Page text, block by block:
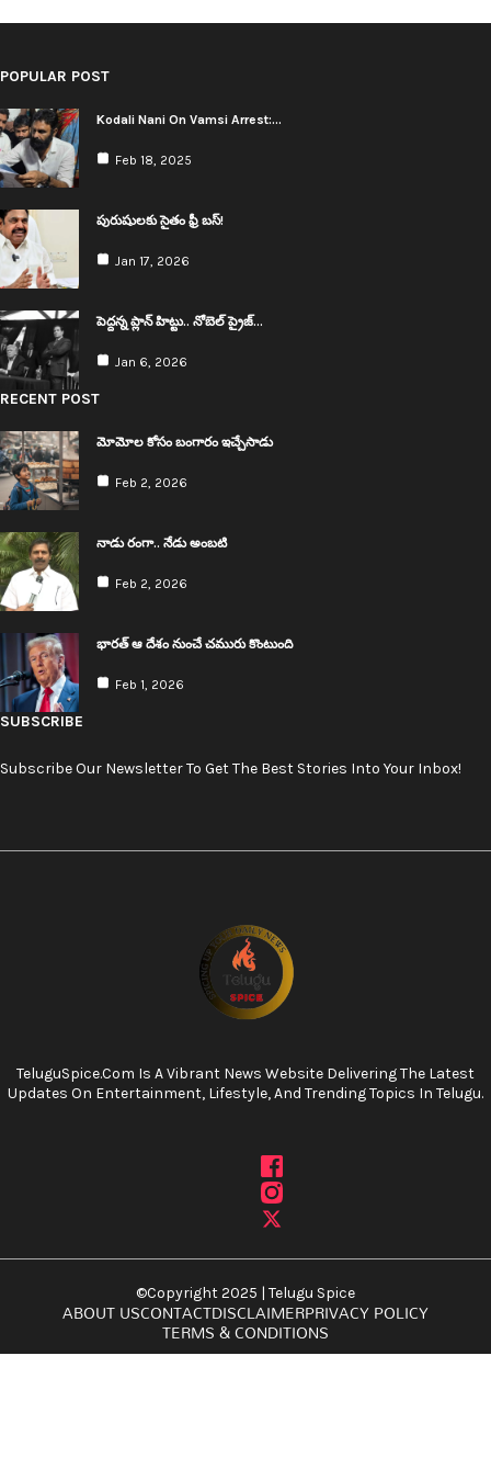
POPULAR POST
Kodali Nani On Vamsi Arrest:…
Feb 18, 2025
పురుషులకు సైతం ఫ్రీ బస్!
Jan 17, 2026
పెద్ద‌న్న ప్లాన్ హిట్టు.. నోబెల్ ప్రైజ్…
Jan 6, 2026
RECENT POST
మోమోల కోసం బంగారం ఇచ్చేసాడు
Feb 2, 2026
నాడు రంగా.. నేడు అంబ‌టి
Feb 2, 2026
భార‌త్ ఆ దేశం నుంచే చ‌మురు కొంటుంది
Feb 1, 2026
SUBSCRIBE
Subscribe Our Newsletter To Get The Best Stories Into Your Inbox!
TeluguSpice.com Is A Vibrant News Website Delivering The Latest
Updates On Entertainment, Lifestyle, And Trending Topics In Telugu.
©Copyright 2025 | Telugu Spice
ABOUT USCONTACTDISCLAIMERPRIVACY POLICY
TERMS & CONDITIONS